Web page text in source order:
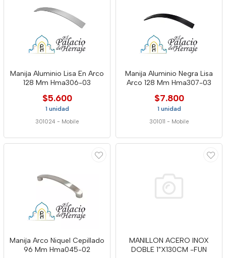
Manija Aluminio Lisa En Arco
128 Mm Hma306-03
$5.600
1 unidad
301024 - Mobile
Manija Aluminio Negra Lisa
Arco 128 Mm Hma307-03
$7.800
1 unidad
301011 - Mobile
Manija Arco Niquel Cepillado
96 Mm Hma045-02
MANILLON ACERO INOX
DOBLE 1"X130CM -FUN